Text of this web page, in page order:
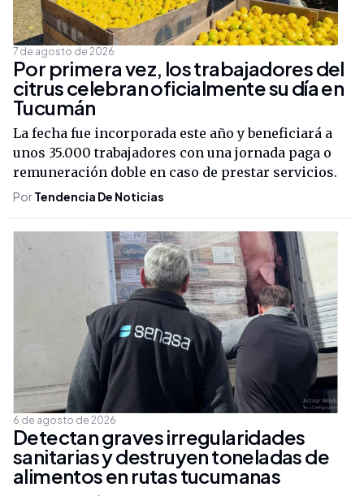
7 de agosto de 2026
Por primera vez, los trabajadores del
citrus celebran oficialmente su día en
Tucumán
La fecha fue incorporada este año y beneficiará a
unos 35.000 trabajadores con una jornada paga o
remuneración doble en caso de prestar servicios.
PorTendencia De Noticias
6 de agosto de 2026
Detectan graves irregularidades
sanitarias y destruyen toneladas de
alimentos en rutas tucumanas